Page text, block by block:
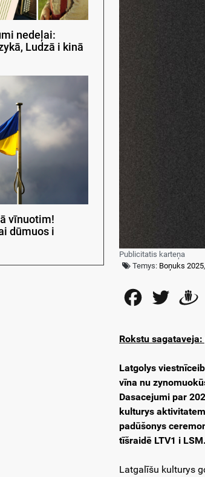
nedeļai:
Ludzā i kinā
vīnuotim!
dūmuos i
Publicitatis karteņa
Temys: Boņuks 2025,
FacebookTwitter
Rokstu
Latgolys
vīna nu
Dasacejumi par
kulturys
padūšonys
tīšraidē LTV1 i
Latgalīšu kulturys